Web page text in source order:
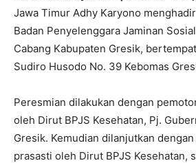
Jawa Timur Adhy Karyono
Badan Penyelenggara Jaminan
Cabang Kabupaten Gresik,
Sudiro Husodo No. 39 Kebomas
Peresmian dilakukan dengan
oleh Dirut BPJS Kesehatan, Pj.
Gresik. Kemudian dilanjutkan
prasasti oleh Dirut BPJS Kesehatan,